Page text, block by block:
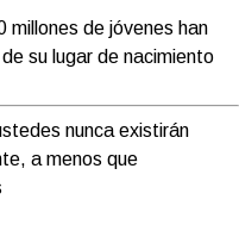
millones de jóvenes han
su lugar de nacimiento
nunca existirán
a menos que